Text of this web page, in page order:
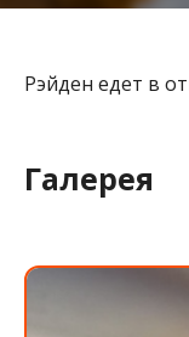
Рэйден едет в
Галерея